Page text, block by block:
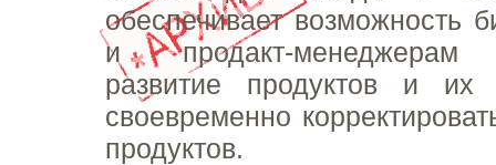
обеспечивает возможность
и продакт-менеджерам
развитие продуктов и их
своевременно
продуктов.